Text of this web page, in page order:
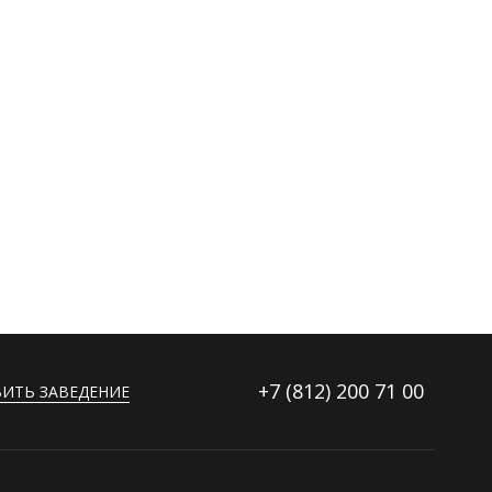
ЗАВЕДЕНИЕ +7 (812) 200 71 00